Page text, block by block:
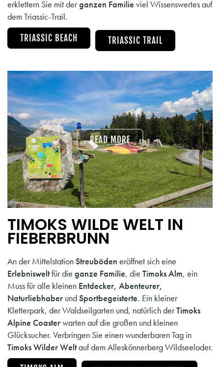
erklettern Sie mit derganzen Familie viel Wissenswertes auf
dem Triassic-Trail.
TRIASSIC BEACH TRIASSIC TRAIL
READ MORE
TIMOKS WILDE WELT IN
FIEBERBRUNN
An der MittelstationStreuböden eröffnet sich eine
Erlebnisweltfür die ganze Familie, die Timoks Alm, ein
Muss für alle kleinen Entdecker, Abenteurer,
Naturliebhaber undSportbegeisterte. Ein kleiner
Kletterpark, der Waldseilgarten und, natürlich derTimoks
Alpine Coasterwarten auf die großen und kleinen
Glücksucher. Verbringen Sie einen wunderbaren Tag in
Timoks Wilder Weltauf dem Alleskönnerberg Wildseeloder.